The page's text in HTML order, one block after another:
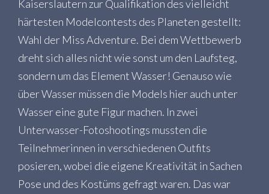
Kaiserslautern zur Qualifikation des vielleicht
härtesten Modelcontests des Planeten gestellt:
Wahl der Miss Adventure. Bei dem Wettbewerb
dreht sich alles nicht wie sonst um den Laufsteg,
sondern um das Element Wasser! Genauso wie
über Wasser müssen die Models hier auch unter
Wasser eine gute Figur machen. In zwei
Unterwasser-Fotoshootings mussten die
Teilnehmerinnen in verschiedenen Outfits
posieren, wobei die eigene Kreativität in Sachen
Pose und des Kostüms gefragt waren. Das war